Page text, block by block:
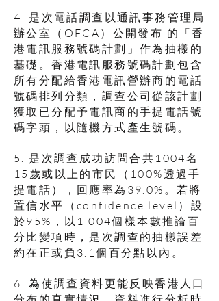
4. 是次電話調查以通訊事務管理局
辦公室（OFCA）公開發布 的「香
港電訊服務號碼計劃」作為抽樣的
基礎。香港電訊服務號碼計劃包含
所有分配給香港電訊營辦商的電話
號碼排列分類，調查公司從該計劃
獲取已分配予電訊商的手提電話號
碼字頭，以隨機方式產生號碼。
5. 是次調查成功訪問合共1004名
15歲或以上的市民（100%透過手
提電話），回應率為39.0%。若將
置信水平（confidence level）設
於95%，以1 004個樣本數推論百
分比變項時，是次調查的抽樣誤差
約在正或負3.1個百分點以內。
6. 為使調查資料更能反映香港人口